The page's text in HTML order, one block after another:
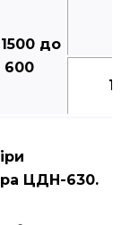
до
600
ЦДН-630.